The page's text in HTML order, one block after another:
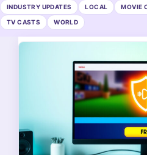
INDUSTRY UPDATES LOCAL MOVIE
TV CASTS WORLD